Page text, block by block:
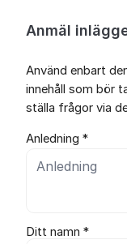
Anmäl
Använd enbart
innehåll som bör
ställa frågor via
Anledning *
Ditt namn *